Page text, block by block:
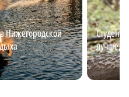
Нижегородской
лучше,